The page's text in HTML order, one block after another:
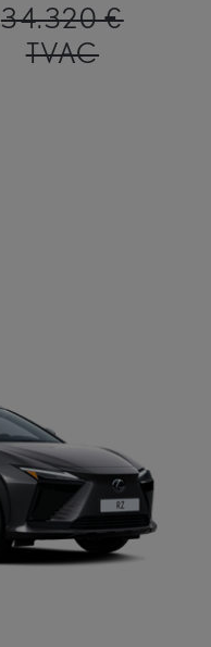
34.320 €
TVAC